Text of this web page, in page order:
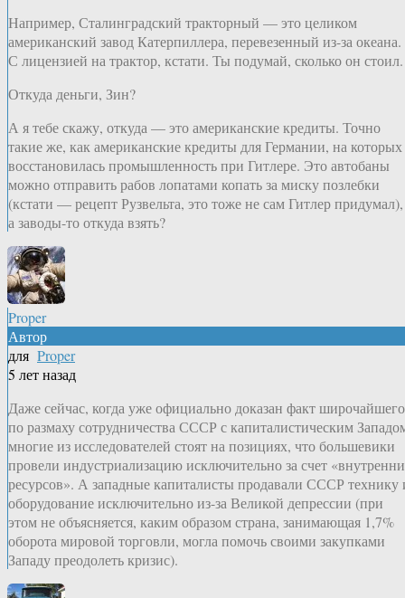
Например, Сталинградский тракторный — это целиком
американский завод Катерпиллера, перевезенный из-за океана.
С лицензией на трактор, кстати. Ты подумай, сколько он стоил.
Откуда деньги, Зин?
А я тебе скажу, откуда — это американские кредиты. Точно
такие же, как американские кредиты для Германии, на которых
восстановилась промышленность при Гитлере. Это автобаны
можно отправить рабов лопатами копать за миску позлебки
(кстати — рецепт Рузвельта, это тоже не сам Гитлер придумал),
а заводы-то откуда взять?
Proper
Автор
для Proper
5 лет назад
Даже сейчас, когда уже официально доказан факт широчайшего
по размаху сотрудничества СССР с капиталистическим
многие из исследователей стоят на позициях, что большевики
провели индустриализацию исключительно за счет
ресурсов». А западные капиталисты продавали СССР технику
оборудование исключительно из-за Великой депрессии (при
этом не объясняется, каким образом страна, занимающая 1,7%
оборота мировой торговли, могла помочь своими закупками
Западу преодолеть кризис).